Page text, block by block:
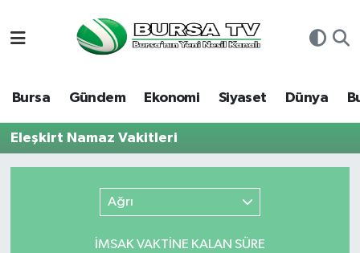
Bursa Gündem Ekonomi Siyaset Dünya
Eleşkirt Namaz Vakitleri
Ağrı
İMSAK VAKTİNE KALAN SÜRE
Bursa
Dünya
Hava Durumu
Namaz Vakitleri